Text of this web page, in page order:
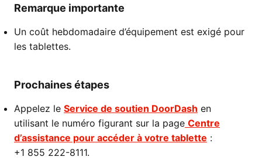
Remarque importante
Un coût hebdomadaire d’équipement est exigé pour
les tablettes.
Prochaines étapes
Appelez le Service de soutien DoorDash en
utilisant le numéro figurant sur la page Centre
d’assistance pour accéder à votre tablette :
+1 855 222-8111.